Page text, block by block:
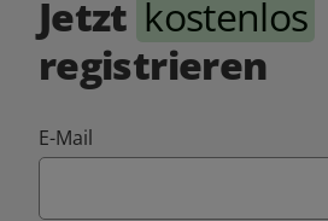
Jetzt kostenlos
registrieren
E-Mail